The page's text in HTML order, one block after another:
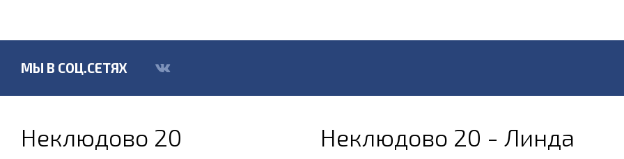
МЫ В СОЦ.СЕТЯХ
Неклюдово 20 Неклюдово 20 - Линда